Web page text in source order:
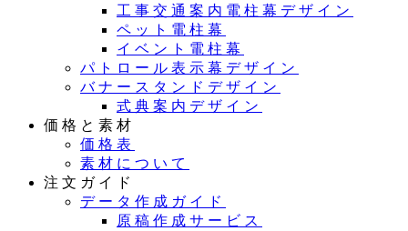
工事交通案内電柱幕デザイン
ペット電柱幕
イベント電柱幕
パトロール表示幕デザイン
バナースタンドデザイン
式典案内デザイン
価格と素材
価格表
素材について
注文ガイド
データ作成ガイド
原稿作成サービス